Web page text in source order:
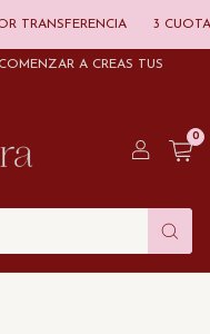
3 CUOTAS
A CREAS TUS
0